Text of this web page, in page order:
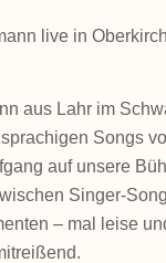
aus Lahr im
Songs
auf unsere
Singer-
– mal leise